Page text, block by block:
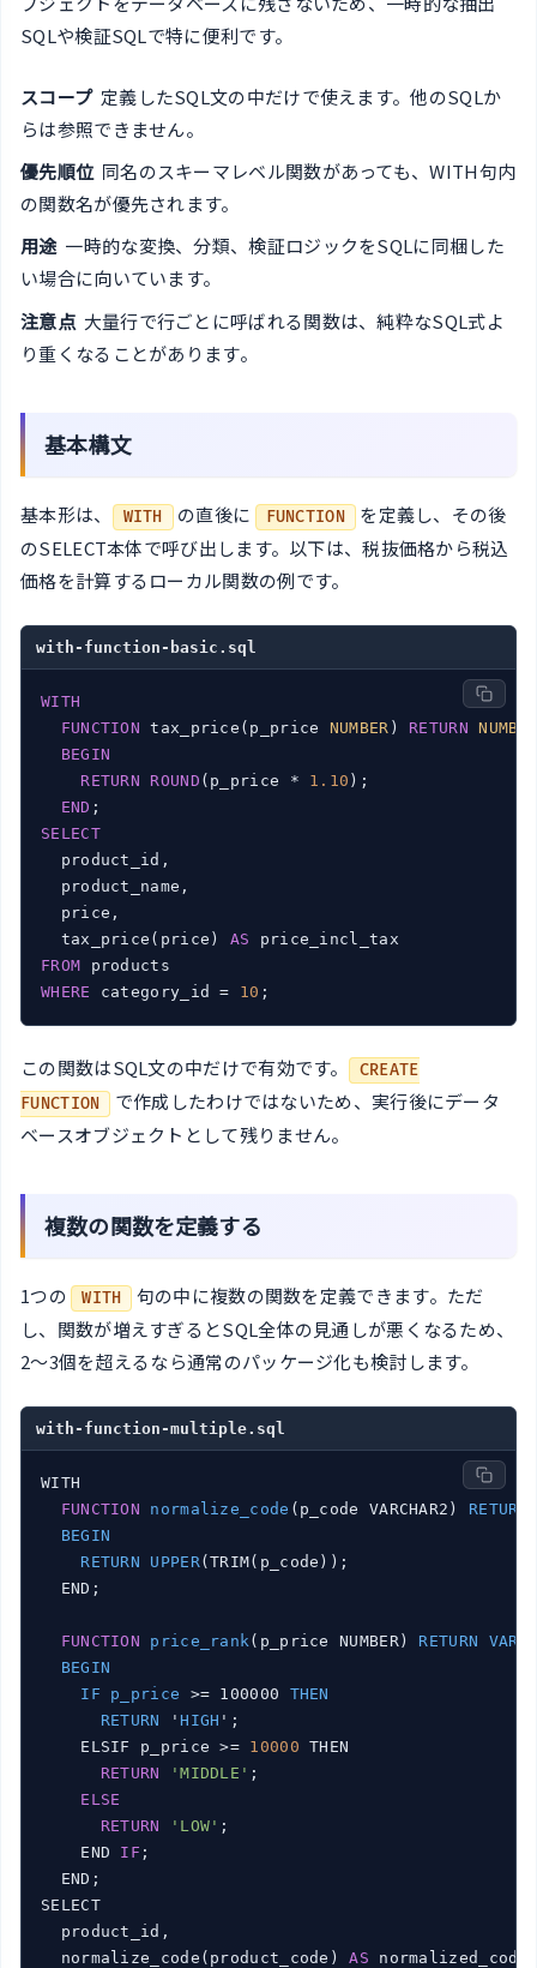
SQLや検証SQLで特に便利です。
スコープ 定義したSQL文の中だけで使えます。他のSQLか
らは参照できません。
優先順位 同名のスキーマレベル関数があっても、WITH句内
の関数名が優先されます。
用途 一時的な変換、分類、検証ロジックをSQLに同梱した
い場合に向いています。
注意点 大量行で行ごとに呼ばれる関数は、純粋なSQL式よ
り重くなることがあります。
基本構文
基本形は、 WITH の直後に FUNCTION を定義し、その後
のSELECT本体で呼び出します。以下は、税抜価格から税込
価格を計算するローカル関数の例です。
with-function-basic.sql
WITH
FUNCTION tax_price(p_price NUMBER ) RETURN
BEGIN
RETURN
ROUND (p_price * 1.10 );
END
SELECT
  product_id,
  product_name,
  price,
  tax_price(price)
AS
FROM
WHERE category_id = 10 ;
この関数はSQL文の中だけで有効です。
CREATE
FUNCTION
で作成したわけではないため、実行後にデータ
ベースオブジェクトとして残りません。
複数の関数を定義する
1つの WITH
句の中に複数の関数を定義できます。ただ
し、関数が増えすぎるとSQL全体の見通しが悪くなるため、
2〜3個を超えるなら通常のパッケージ化も検討します。
with-function-multiple.sql
WITH
FUNCTION
normalize_code (p_code VARCHAR2)
RETURN
BEGIN
RETURN
UPPER (TRIM(p_code) ) ;
  END;
FUNCTION price_rank (p_price NUMBER) RETURN
BEGIN
IF
p_price >= 100000 THEN
RETURN
'HIGH ' ;
    ELSIF p_price >=
10000 THEN
RETURN
'MIDDLE' ;
ELSE
RETURN
'LOW' ;
    END
IF ;
  END;
SELECT
  product_id,
  normalize_code(product_code)
AS